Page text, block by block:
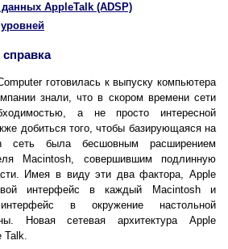
AppleTalk (ADSP)
готовилась к выпуску компьютера
знали, что в скором времени сети
а не просто интересной
добиться того, чтобы базирующаяся на
сеть была бесшовным расширением
Macintosh, совершившим подлинную
Имея в виду эти два фактора, Apple
интерфейс в каждый Macintosh и
в окружение настольной
Новая сетевая архитектура Apple
Talk.